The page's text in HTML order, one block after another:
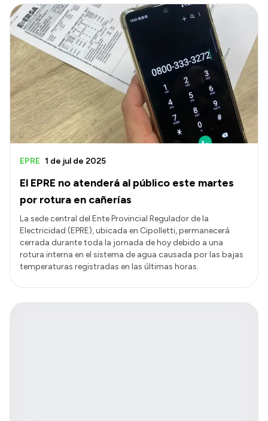
El EPRE no atenderá al público este martes
por rotura en cañerías
EPRE 1 de jul de 2025
La sede central del Ente Provincial Regulador de la
Electricidad (EPRE), ubicada en Cipolletti, permanecerá
cerrada durante toda la jornada de hoy debido a una
rotura interna en el sistema de agua causada por las bajas
temperaturas registradas en las últimas horas.